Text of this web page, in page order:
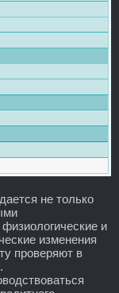
не только
и
изменения
проверяют в